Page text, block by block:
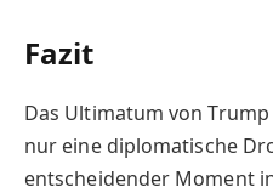
Fazit
Das Ultimatum von
nur eine diplomatische
entscheidender Moment